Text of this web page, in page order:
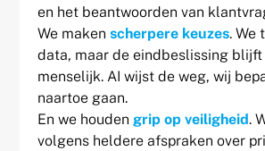
en het beantwoorden van
We makenscherpere keuzes. We
data, maar de eindbeslissing
menselijk. AI wijst de weg, wij
naartoe gaan.
En we houden grip op veiligheid.
volgens heldere afspraken over